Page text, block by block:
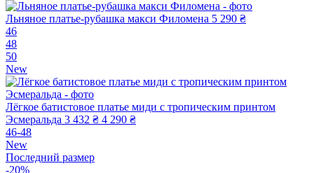
Льняное платье-рубашка макси Филомена 5 290 ₴
46
48
50
New
Лёгкое батистовое платье миди с тропическим принтом
Эсмеральда 3 432 ₴ 4 290 ₴
46-48
New
Последний размер
-20%